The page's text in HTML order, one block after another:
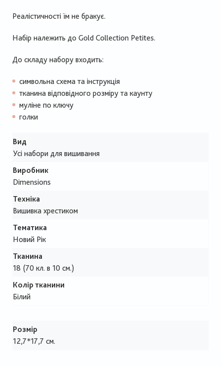
Реалістичності їм не бракує.
Набір належить до Gold Collection Petites.
До складу набору входить:
символьна схема та інструкція
тканина відповідного розміру та каунту
муліне по ключу
голки
Вид
Усі набори для вишивання
Виробник
Dimensions
Техніка
Вишивка хрестиком
Тематика
Новий Рік
Тканина
18 (70 кл. в 10 см.)
Колір тканини
Білий
Розмір
12,7*17,7 см.